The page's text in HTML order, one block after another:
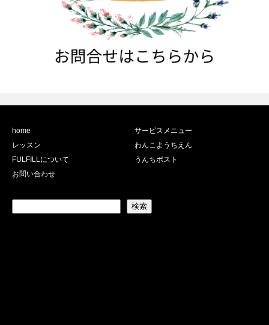
home
サービスメニュー
レッスン
わんこようちえん
FULFILLについて
うんちポスト
お問い合わせ
検索